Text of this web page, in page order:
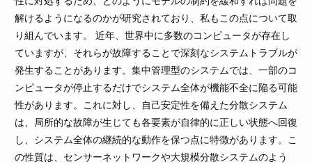
解けるようになるのかが研究されており、私もこの点について取
り組んでいます。 近年、世界中に多数のコンピュータが存在し
ていますが、それらが故障することで深刻なシステムトラブルが
発生することがあります。集中管理型のシステムでは、一部のコ
ンピュータが停止するだけでシステム全体が機能不全に陥る可能
性があります。これに対し、自己安定性を備えた分散システム
は、局所的な故障が生じても各要素が自律的に正しい状態へ回復
し、システム全体の継続的な動作を保つ点に特徴があります。こ
の性質は、センサーネットワークや大規模分散システムのよう